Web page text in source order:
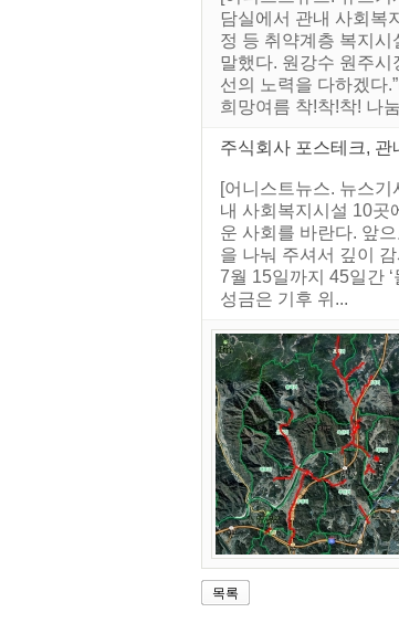
담실에서 관내 사회복
정 등 취약계층 복지
말했다. 원강수 원주시
선의 노력을 다하겠다
희망여름 착!착!착! 나
주식회사 포스테크,
[어니스트뉴스. 뉴스
내 사회복지시설 10곳
운 사회를 바란다. 앞
을 나눠 주셔서 깊이
7월 15일까지 45일간
성금은 기후 위...
목록